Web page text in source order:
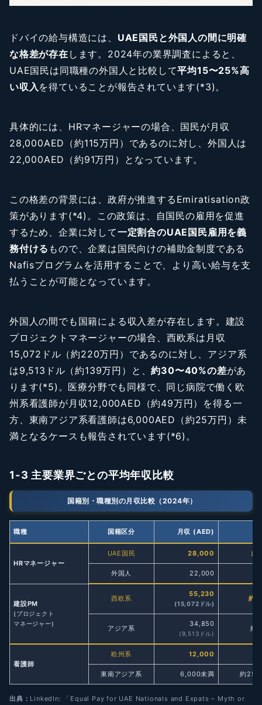
ドバイの給与構造には、 UAE国民と外国人の間に明確
な格差が存在 します。2024年の業界調査によると、
UAE国民は同職種の外国人と比較して平均15〜25%高
い収入を得ていることが報告されています(*3)。
具体的には、HRマネージャーの場合、国民が月収
28,000AED（約115万円）であるのに対し、外国人は
22,000AED（約91万円）となっています。
この格差の背景には、政府が推進するEmiratisation政
策があります(*4)。この政策は、自国民の雇用を促進
するため、企業に対して一定割合のUAE国民雇用を義
務付ける もので、企業は国民向けの補助金制度である
Nafisプログラムを活用することで、より高い給与を支
払うことが可能となっています。
外国人の間でも国籍による収入差が存在します。建設
プロジェクトマネージャーの場合、西欧系は月収
15,072ドル（約220万円）であるのに対し、アジア系
は9,513ドル（約139万円）と、約30〜40%の差があ
ります(*5)。医療分野でも同様で、同じ病院で働く欧
州系看護師が月収12,000AED（約49万円）を得る一
方、東南アジア系看護師は6,000AED（約25万円）未
満となるケースも報告されています(*6)。
1-3 主要業界ごとの平均年収比較
国籍別・職種別の月収比較（2024年）
職種 国籍区分 月収 (AED)
HRマネージャー
UAE国民 28,000 約
外国人 22,000
建設PM
(プロジェクト
マネージャー)
西欧系
55,230
(15,072ドル)
約
アジア系
34,850
(9,513ドル)
約
看護師
欧州系 12,000
東南アジア系 6,000未満 約25
出典： LinkedIn: 「Equal Pay for UAE Nationals and Expats – Myth or